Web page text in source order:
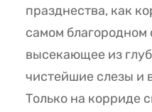
празднества, как
самом благородном
высекающее из
чистейшие слезы и
Только на корриде